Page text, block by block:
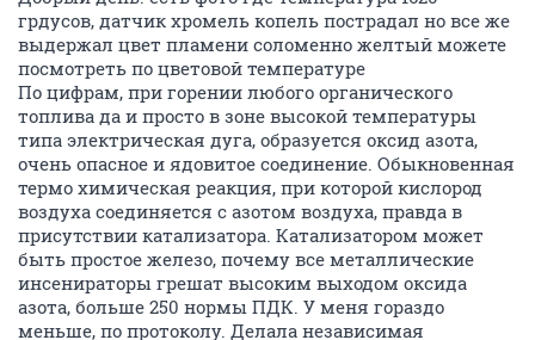
грдусов, датчик хромель копель пострадал но все же
выдержал цвет пламени соломенно желтый можете
посмотреть по цветовой температуре
По цифрам, при горении любого органического
топлива да и просто в зоне высокой температуры
типа электрическая дуга, образуется оксид азота,
очень опасное и ядовитое соединение. Обыкновенная
термо химическая реакция, при которой кислород
воздуха соединяется с азотом воздуха, правда в
присутствии катализатора. Катализатором может
быть простое железо, почему все металлические
инсенираторы грешат высоким выходом оксида
азота, больше 250 нормы ПДК. У меня гораздо
меньше, по протоколу. Делала независимая